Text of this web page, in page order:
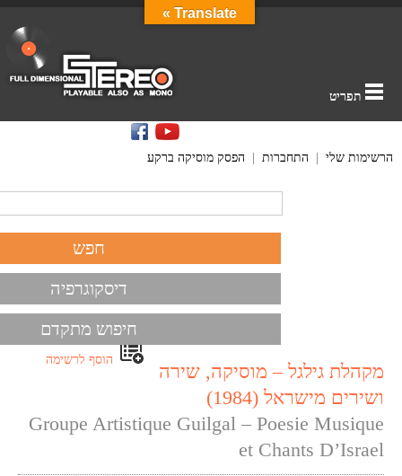
תפריט
הרשימות שלי התחברות הפסק מוסיקה ברקע
דיסקוגרפיה
חיפוש מתקדם
הוסף לרשימה
מקהלת גילגל – מוסיקה, שירה
ושירים מישראל (1984)
Groupe Artistique Guilgal – Poesie Musique
et Chants D’Israel
Translate »